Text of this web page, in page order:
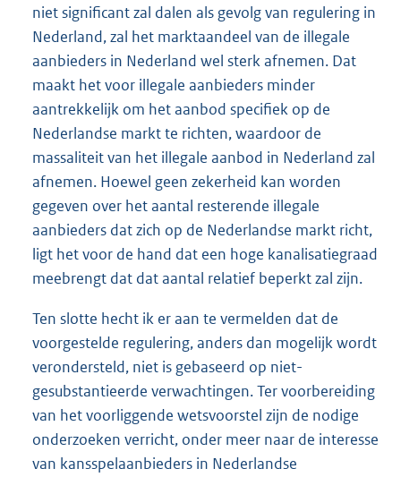
niet significant zal dalen als gevolg van regulering in
Nederland, zal het marktaandeel van de illegale
aanbieders in Nederland wel sterk afnemen. Dat
maakt het voor illegale aanbieders minder
aantrekkelijk om het aanbod specifiek op de
Nederlandse markt te richten, waardoor de
massaliteit van het illegale aanbod in Nederland zal
afnemen. Hoewel geen zekerheid kan worden
gegeven over het aantal resterende illegale
aanbieders dat zich op de Nederlandse markt richt,
ligt het voor de hand dat een hoge kanalisatiegraad
meebrengt dat dat aantal relatief beperkt zal zijn.
Ten slotte hecht ik er aan te vermelden dat de
voorgestelde regulering, anders dan mogelijk wordt
verondersteld, niet is gebaseerd op niet-
gesubstantieerde verwachtingen. Ter voorbereiding
van het voorliggende wetsvoorstel zijn de nodige
onderzoeken verricht, onder meer naar de interesse
van kansspelaanbieders in Nederlandse